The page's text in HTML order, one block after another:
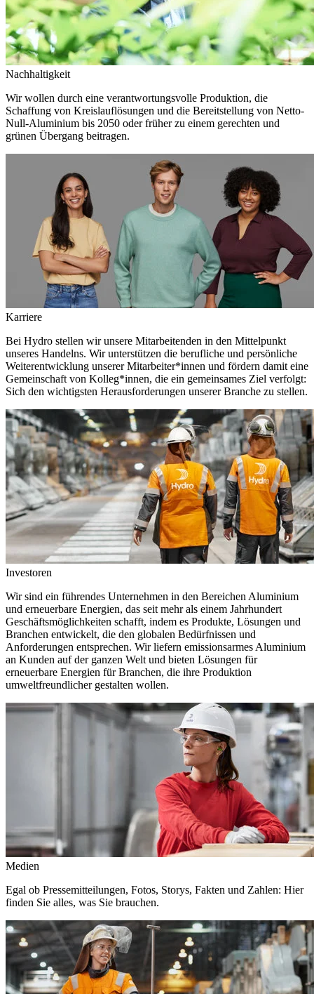
Nachhaltigkeit
Wir wollen durch eine verantwortungsvolle Produktion, die
Schaffung von Kreislauflösungen und die Bereitstellung von Netto-
Null-Aluminium bis 2050 oder früher zu einem gerechten und
grünen Übergang beitragen.
Karriere
Bei Hydro stellen wir unsere Mitarbeitenden in den Mittelpunkt
unseres Handelns. Wir unterstützen die berufliche und persönliche
Weiterentwicklung unserer Mitarbeiter*innen und fördern damit eine
Gemeinschaft von Kolleg*innen, die ein gemeinsames Ziel verfolgt:
Sich den wichtigsten Herausforderungen unserer Branche zu stellen.
Investoren
Wir sind ein führendes Unternehmen in den Bereichen Aluminium
und erneuerbare Energien, das seit mehr als einem Jahrhundert
Geschäftsmöglichkeiten schafft, indem es Produkte, Lösungen und
Branchen entwickelt, die den globalen Bedürfnissen und
Anforderungen entsprechen. Wir liefern emissionsarmes Aluminium
an Kunden auf der ganzen Welt und bieten Lösungen für
erneuerbare Energien für Branchen, die ihre Produktion
umweltfreundlicher gestalten wollen.
Medien
Egal ob Pressemitteilungen, Fotos, Storys, Fakten und Zahlen: Hier
finden Sie alles, was Sie brauchen.